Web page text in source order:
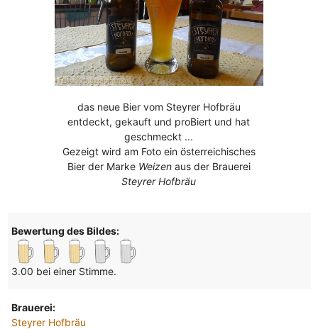
das neue Bier vom Steyrer Hofbräu
entdeckt, gekauft und proBiert und hat
geschmeckt ...
Gezeigt wird am Foto ein österreichisches
Bier der Marke Weizenaus der Brauerei
Steyrer Hofbräu
Bewertung des Bildes:
3.00 bei einer Stimme.
Brauerei:
Steyrer Hofbräu